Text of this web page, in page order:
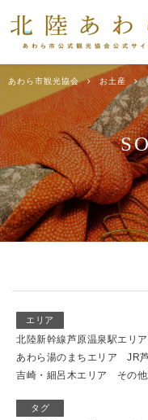
あわら市観光協会 お土産
エリア
北陸新幹線芦原温泉駅エリア
あわら湯のまちエリア
JR
吉崎・細呂木エリア
その
タグ